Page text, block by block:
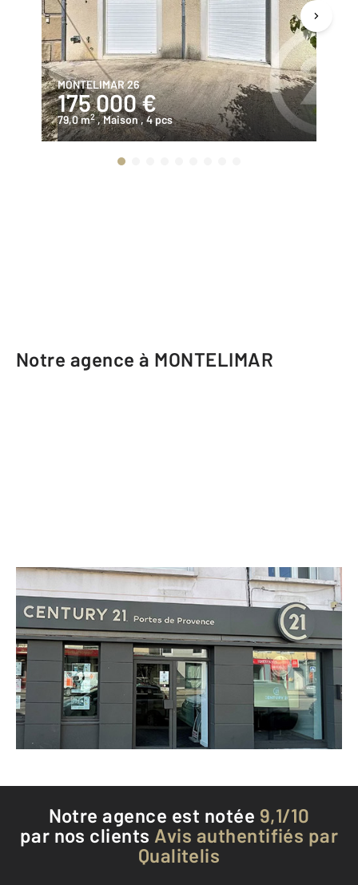
MONTELIMAR 26
175 000 €
79,0 m2 , Maison, 4 pcs
Notre agence à MONTELIMAR
CENTURY 21 Portes de Provence
8-10 avenue Jean Jaurès
MONTELIMAR - 26200
Envoyer un message
Téléphoner à l'agence
Notre agence est notée 9,1/10
par nos clients Avis authentifiés par
Qualitelis